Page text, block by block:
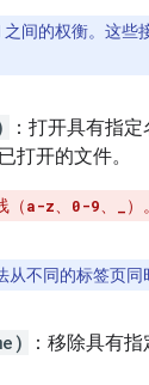
之间的权衡。这
：打开具有指
打开的文件。
（a-z、 0-9、 ）。
不同的标签页同
：移除具有